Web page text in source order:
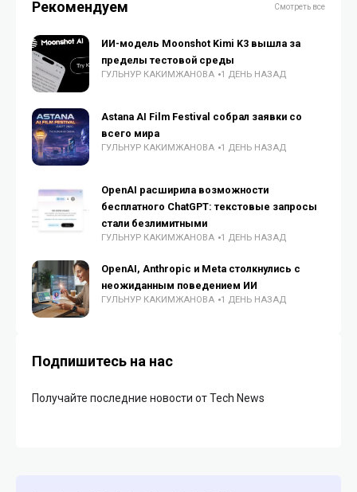
Рекомендуем Смотреть все
ИИ-модель Moonshot Kimi K3 вышла за
пределы тестовой среды
ГУЛЬНУР КАКИМЖАНОВА 1 ДЕНЬ НАЗАД
Astana AI Film Festival собрал заявки со
всего мира
ГУЛЬНУР КАКИМЖАНОВА 1 ДЕНЬ НАЗАД
OpenAI расширила возможности
бесплатного ChatGPT: текстовые запросы
стали безлимитными
ГУЛЬНУР КАКИМЖАНОВА 1 ДЕНЬ НАЗАД
OpenAI, Anthropic и Meta столкнулись с
неожиданным поведением ИИ
ГУЛЬНУР КАКИМЖАНОВА 1 ДЕНЬ НАЗАД
Подпишитесь на нас
Получайте последние новости от Tech News